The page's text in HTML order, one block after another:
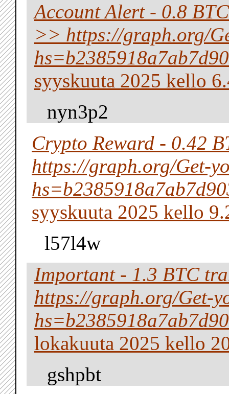
Account Alert - 0.8
>> https://graph.org/
syyskuuta 2025 kello
nyn3p2
Crypto Reward - 0.42
https://graph.org/Get-
syyskuuta 2025 kello
l57l4w
Important - 1.3 BTC
https://graph.org/Get-
lokakuuta 2025 kello
gshpbt